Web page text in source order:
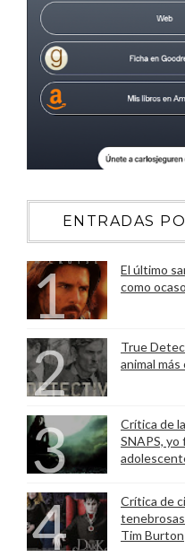
ENTRADAS
El último
como
True
animal más
Crítica de
SNAPS, yo
Crítica de
Tim Burton